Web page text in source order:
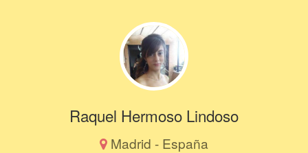
Raquel Hermoso Lindoso
Madrid - España